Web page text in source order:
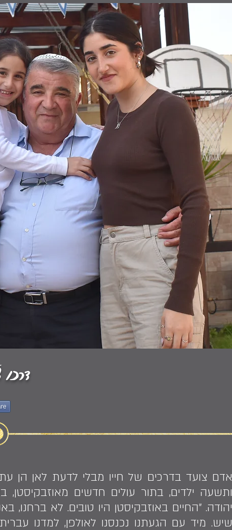
ותשעה ילדים, בתור עולים חדשים
יהודה. ״החיים באוזבקיסטן היו טובים. לא ברחנו,